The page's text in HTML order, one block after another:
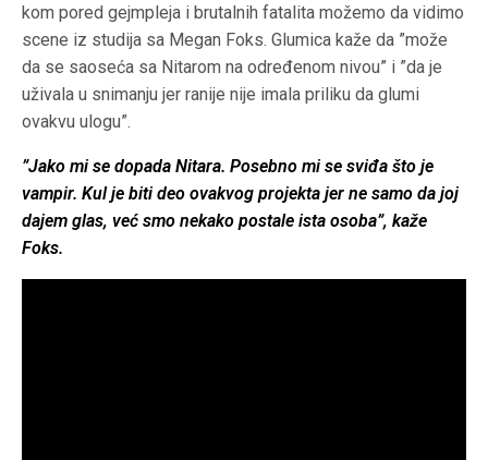
kom pored gejmpleja i brutalnih fatalita možemo da vidimo
scene iz studija sa Megan Foks. Glumica kaže da ”može
da se saoseća sa Nitarom na određenom nivou” i ”da je
uživala u snimanju jer ranije nije imala priliku da glumi
ovakvu ulogu”.
”Jako mi se dopada Nitara. Posebno mi se sviđa što je
vampir. Kul je biti deo ovakvog projekta jer ne samo da joj
dajem glas, već smo nekako postale ista osoba”, kaže
Foks.